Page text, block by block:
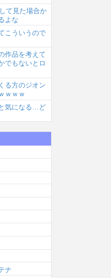
2026/8/7 01:53
【ドラゴンボー
煽りを初めてし
まう…...
て見た場合か
よな
こういうので
作品を考えて
でもないとロ
る方のジオン
ｗｗｗ
気になる…ど
ナ